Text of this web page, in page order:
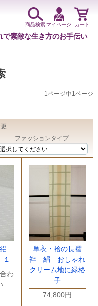
で素敵な生き方のお手伝い
商品検索マイページ カート
1ページ中1ページ
ファッションタイプ
絽
わ
単衣・袷の長襦
袢 絹 おしゃれ
クリーム地に緑格
子
74,800円